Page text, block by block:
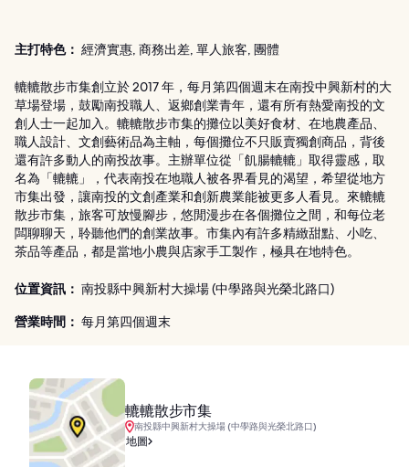
主打特色： 經濟實惠, 商務出差, 單人旅客, 團體
轆轆散步市集創立於 2017 年，每月第四個週末在南投中興新村的大
草場登場，鼓勵南投職人、返鄉創業青年，還有所有熱愛南投的文
創人士一起加入。轆轆散步市集的攤位以美好食材、在地農產品、
職人設計、文創藝術品為主軸，每個攤位不只販賣獨創商品，背後
還有許多動人的南投故事。主辦單位從「飢腸轆轆」取得靈感，取
名為「轆轆」，代表南投在地職人被各界看見的渴望，希望從地方
市集出發，讓南投的文創產業和創新農業能被更多人看見。來轆轆
散步市集，旅客可放慢腳步，悠閒漫步在各個攤位之間，和每位老
闆聊聊天，聆聽他們的創業故事。市集內有許多精緻甜點、小吃、
茶品等產品，都是當地小農與店家手工製作，極具在地特色。
位置資訊： 南投縣中興新村大操場 (中學路與光榮北路口)
營業時間： 每月第四個週末
轆轆散步市集
南投縣中興新村大操場 (中學路與光榮北路口)
地圖